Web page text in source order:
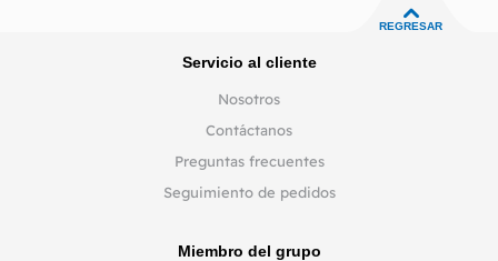
REGRESAR
Servicio al cliente
Nosotros
Contáctanos
Preguntas frecuentes
Seguimiento de pedidos
Miembro del grupo